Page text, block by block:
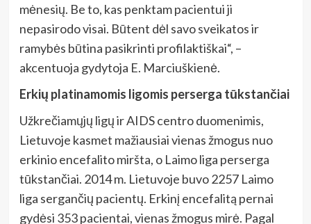
mėnesių. Be to, kas penktam pacientui ji
nepasirodo visai. Būtent dėl savo sveikatos ir
ramybės būtina pasikrinti profilaktiškai“, –
akcentuoja gydytoja E. Marciuškienė.
Erkių platinamomis ligomis perserga tūkstančiai
Užkrečiamųjų ligų ir AIDS centro duomenimis,
Lietuvoje kasmet mažiausiai vienas žmogus nuo
erkinio encefalito miršta, o Laimo liga perserga
tūkstančiai. 2014 m. Lietuvoje buvo 2257 Laimo
liga sergančių pacientų. Erkinį encefalitą pernai
gydėsi 353 pacientai, vienas žmogus mirė. Pagal